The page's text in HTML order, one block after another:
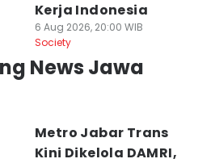
Kerja Indonesia
6 Aug 2026, 20:00 WIB
Society
News Jawa
Metro Jabar Trans
Kini Dikelola DAMRI,